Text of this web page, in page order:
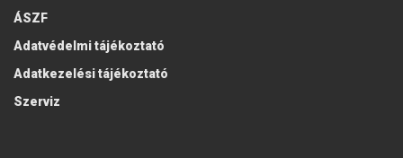
ÁSZF
Adatvédelmi tájékoztató
Adatkezelési tájékoztató
Szerviz